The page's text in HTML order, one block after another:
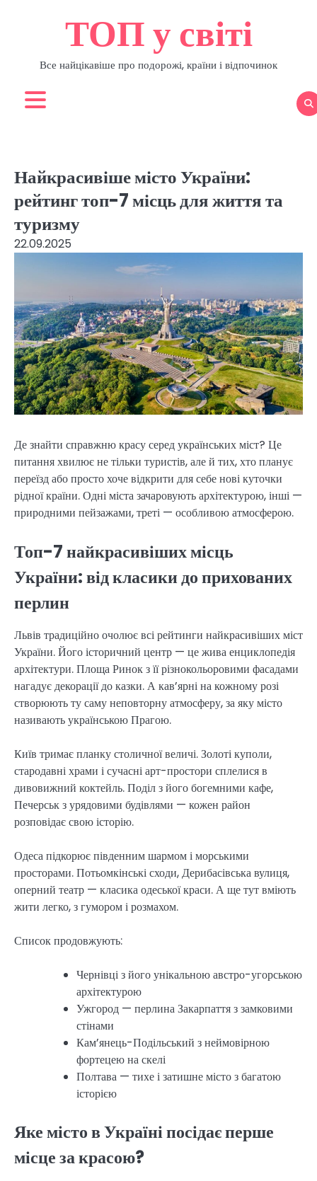
ТОП у світі
Все найцікавіше про подорожі, країни і відпочинок
Найкрасивіше місто України:
рейтинг топ-7 місць для життя та
туризму
22.09.2025
Де знайти справжню красу серед українських міст? Це
питання хвилює не тільки туристів, але й тих, хто планує
переїзд або просто хоче відкрити для себе нові куточки
рідної країни. Одні міста зачаровують архітектурою, інші —
природними пейзажами, треті — особливою атмосферою.
Топ-7 найкрасивіших місць
України: від класики до прихованих
перлин
Львів традиційно очолює всі рейтинги найкрасивіших міст
України. Його історичний центр — це жива енциклопедія
архітектури. Площа Ринок з її різнокольоровими фасадами
нагадує декорації до казки. А кав’ярні на кожному розі
створюють ту саму неповторну атмосферу, за яку місто
називають українською Прагою.
Київ тримає планку столичної величі. Золоті куполи,
стародавні храми і сучасні арт-простори сплелися в
дивовижний коктейль. Поділ з його богемними кафе,
Печерськ з урядовими будівлями — кожен район
розповідає свою історію.
Одеса підкорює південним шармом і морськими
просторами. Потьомкінські сходи, Дерибасівська вулиця,
оперний театр — класика одеської краси. А ще тут вміють
жити легко, з гумором і розмахом.
Список продовжують:
Чернівці з його унікальною австро-угорською
архітектурою
Ужгород — перлина Закарпаття з замковими
стінами
Кам’янець-Подільський з неймовірною
фортецею на скелі
Полтава — тихе і затишне місто з багатою
історією
Яке місто в Україні посідає перше
місце за красою?